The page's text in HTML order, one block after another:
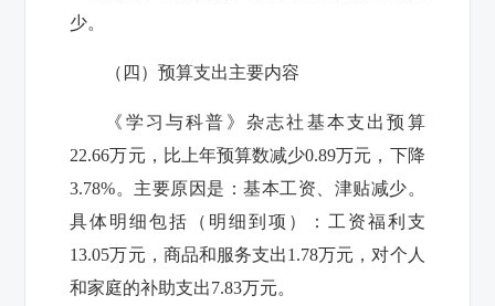
少。
（四）预算支出主要内容
《学习与科普》杂志社 基本支出预算
22.66万元， 比上年预算数减少0.89万元，下降
3.78%。主要原因是：基本工资、津贴减少。
具体明细包括（明细到项）：工资福利支
13.05万元，商品和服务支出1.78万元 ，对个人
和家庭的补助支出7.83万元。